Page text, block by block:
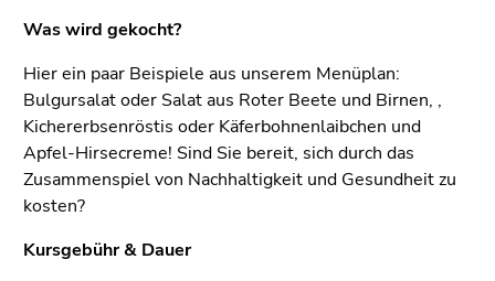
9)
Was wird gekocht?
Hier ein paar Beispiele aus unserem Menüplan:
Bulgursalat oder Salat aus Roter Beete und Birnen, ,
Kichererbsenröstis oder Käferbohnenlaibchen und
Apfel-Hirsecreme! Sind Sie bereit, sich durch das
Zusammenspiel von Nachhaltigkeit und Gesundheit zu
kosten?
Kursgebühr & Dauer